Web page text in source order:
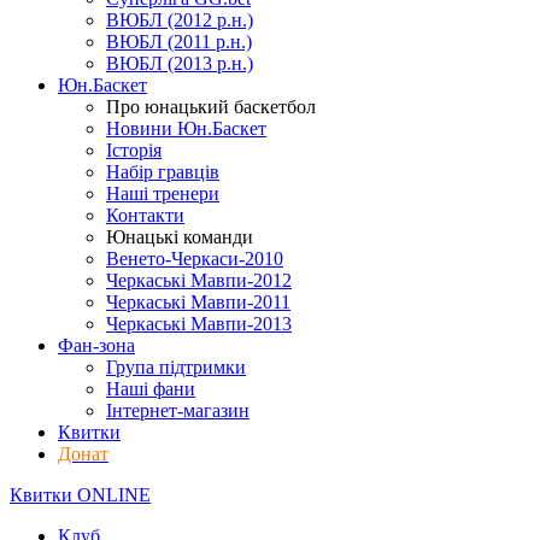
ВЮБЛ (2012 р.н.)
ВЮБЛ (2011 р.н.)
ВЮБЛ (2013 р.н.)
Юн.Баскет
Про юнацький баскетбол
Новини Юн.Баскет
Історія
Набір гравців
Наші тренери
Контакти
Юнацькі команди
Венето-Черкаси-2010
Черкаські Мавпи-2012
Черкаські Мавпи-2011
Черкаські Мавпи-2013
Фан-зона
Група підтримки
Наші фани
Інтернет-магазин
Квитки
Донат
Квитки ONLINE
Клуб